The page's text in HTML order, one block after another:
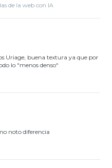
de la web con IA
Uriage, buena textura ya que por
lo "menos denso"
noto diferencia